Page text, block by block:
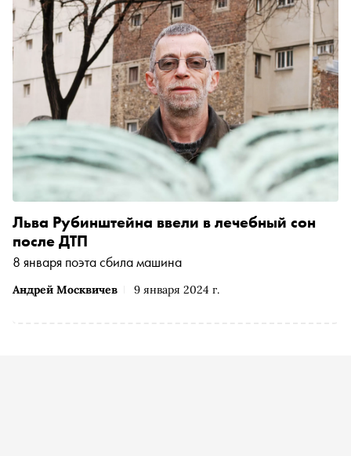
Андрей Москвичев 9 января 2024 г.
Льва Рубинштейна ввели в лечебный сон
после ДТП
8 января поэта сбила машина